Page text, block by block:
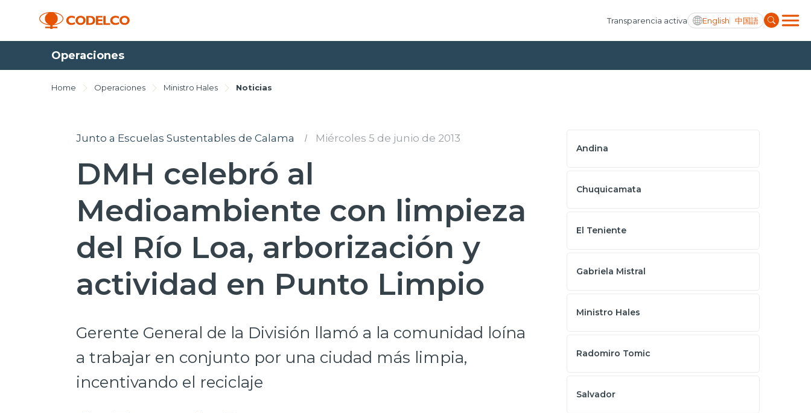
Transparencia activa English 中国語
Operaciones
Home Operaciones Ministro Hales Noticias
Junto a Escuelas Sustentables de Calama I Miércoles 5 de junio de 2013
DMH celebró al
Medioambiente con limpieza
del Río Loa, arborización y
actividad en Punto Limpio
Gerente General de la División llamó a la comunidad loína
a trabajar en conjunto por una ciudad más limpia,
incentivando el reciclaje
Andina
Chuquicamata
El Teniente
Gabriela Mistral
Ministro Hales
Radomiro Tomic
Salvador